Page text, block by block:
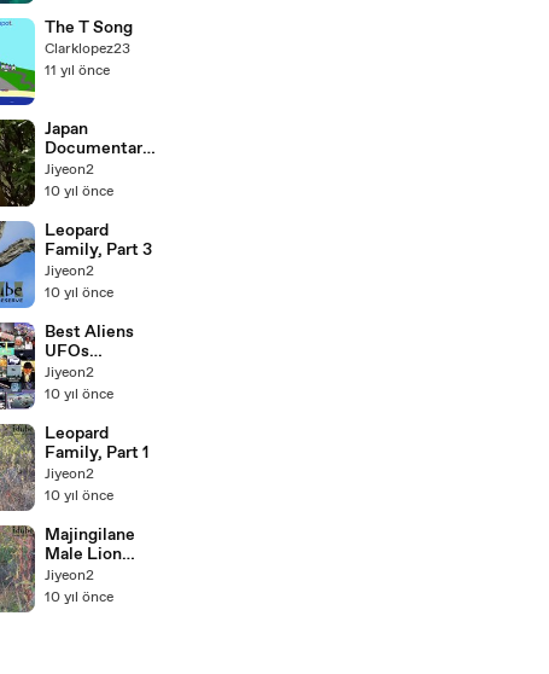
The T Song
Clarklopez23
11 yıl önce
Japan
Documentary
Mach
Stem:The
Bombing
Intensified
Jiyeon2
10 yıl önce
Leopard
Family, Part 3
Jiyeon2
10 yıl önce
Best Aliens
UFOs
Evidence
Videos Alien
Jiyeon2
10 yıl önce
Leopard
Family, Part 1
Jiyeon2
10 yıl önce
Majingilane
Male Lion
Eats Scraps
Of A Buffalo
Jiyeon2
10 yıl önce